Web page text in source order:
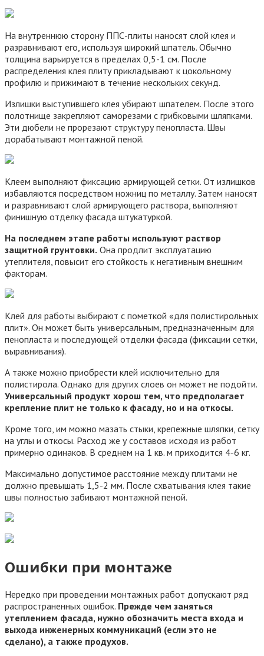
На внутреннюю сторону ППС-плиты наносят слой клея и
разравнивают его, используя широкий шпатель. Обычно
толщина варьируется в пределах 0,5-1 см. После
распределения клея плиту прикладывают к цокольному
профилю и прижимают в течение нескольких секунд.
Излишки выступившего клея убирают шпателем. После этого
полотнище закрепляют саморезами с грибковыми шляпками.
Эти дюбели не прорезают структуру пенопласта. Швы
дорабатывают монтажной пеной.
Клеем выполняют фиксацию армирующей сетки. От излишков
избавляются посредством ножниц по металлу. Затем наносят
и разравнивают слой армирующего раствора, выполняют
финишную отделку фасада штукатуркой.
На последнем этапе работы используют раствор
защитной грунтовки. Она продлит эксплуатацию
утеплителя, повысит его стойкость к негативным внешним
факторам.
Клей для работы выбирают с пометкой «для полистирольных
плит». Он может быть универсальным, предназначенным для
пенопласта и последующей отделки фасада (фиксации сетки,
выравнивания).
А также можно приобрести клей исключительно для
полистирола. Однако для других слоев он может не подойти.
Универсальный продукт хорош тем, что предполагает
крепление плит не только к фасаду, но и на откосы.
Кроме того, им можно мазать стыки, крепежные шляпки, сетку
на углы и откосы. Расход же у составов исходя из работ
примерно одинаков. В среднем на 1 кв. м приходится 4-6 кг.
Максимально допустимое расстояние между плитами не
должно превышать 1,5-2 мм. После схватывания клея такие
швы полностью забивают монтажной пеной.
Ошибки при монтаже
Нередко при проведении монтажных работ допускают ряд
распространенных ошибок. Прежде чем заняться
утеплением фасада, нужно обозначить места входа и
выхода инженерных коммуникаций (если это не
сделано), а также продухов.